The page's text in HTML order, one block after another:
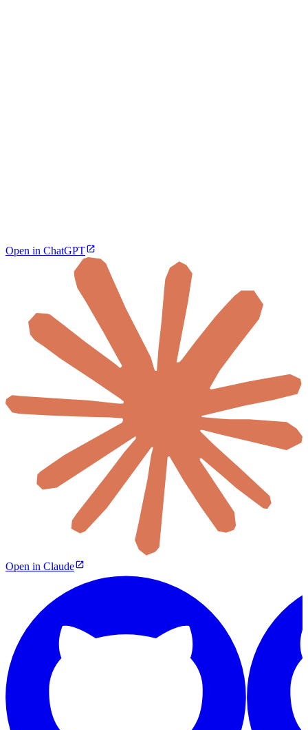
Open in ChatGPT
Open in Claude